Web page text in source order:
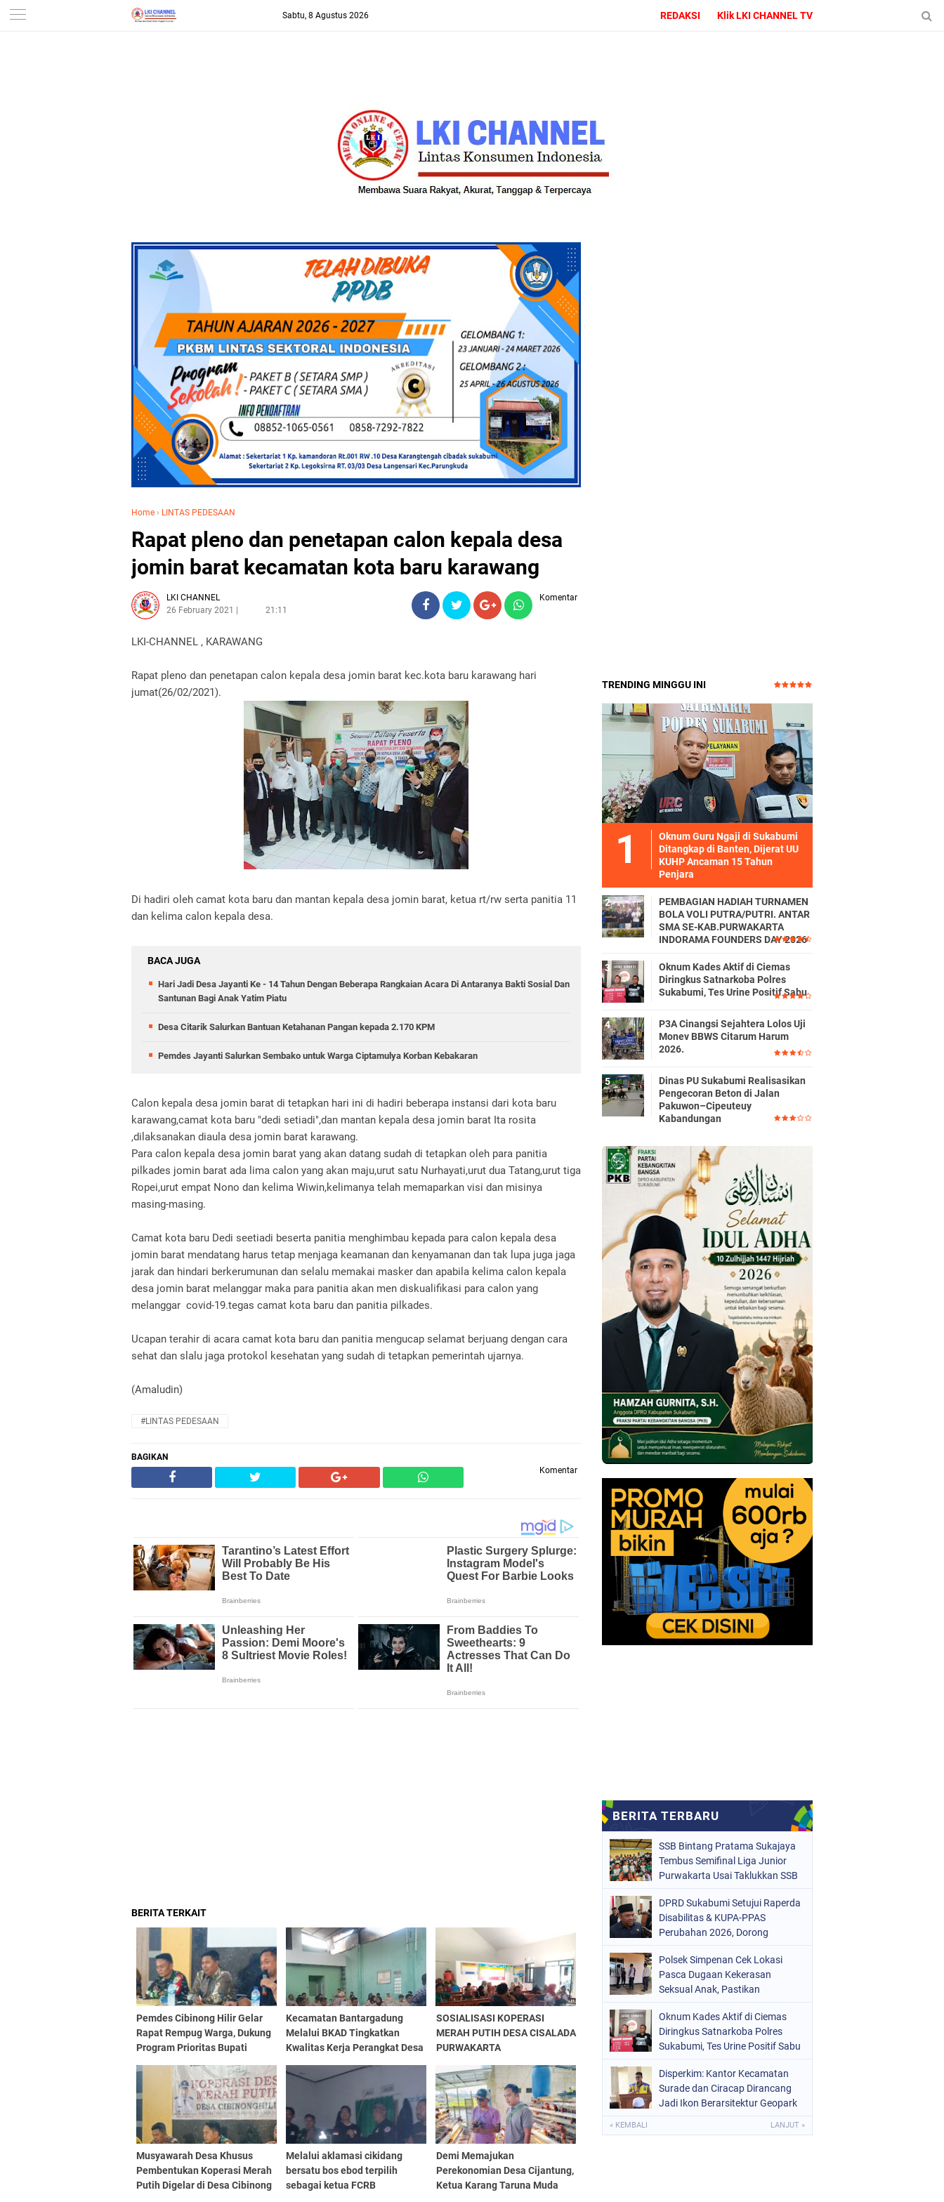
-->
Sabtu, 8 Agustus 2026 REDAKSI Klik LKI CHANNEL TV
Home › LINTAS PEDESAAN
Rapat pleno dan penetapan calon kepala desa
jomin barat kecamatan kota baru karawang
LKI CHANNEL
26 February 2021
21:11
Komentar
LKI-CHANNEL , KARAWANG
Rapat pleno dan penetapan calon kepala desa jomin barat kec.kota baru karawang hari
jumat(26/02/2021).
Di hadiri oleh camat kota baru dan mantan kepala desa jomin barat, ketua rt/rw serta panitia 11
dan kelima calon kepala desa.
BACA JUGA
Hari Jadi Desa Jayanti Ke - 14 Tahun Dengan Beberapa Rangkaian Acara Di Antaranya Bakti Sosial Dan
Santunan Bagi Anak Yatim Piatu
Desa Citarik Salurkan Bantuan Ketahanan Pangan kepada 2.170 KPM
Pemdes Jayanti Salurkan Sembako untuk Warga Ciptamulya Korban Kebakaran
Calon kepala desa jomin barat di tetapkan hari ini di hadiri beberapa instansi dari kota baru
karawang,camat kota baru "dedi setiadi",dan mantan kepala desa jomin barat Ita rosita
,dilaksanakan diaula desa jomin barat karawang.
Para calon kepala desa jomin barat yang akan datang sudah di tetapkan oleh para panitia
pilkades jomin barat ada lima calon yang akan maju,urut satu Nurhayati,urut dua Tatang,urut tiga
Ropei,urut empat Nono dan kelima Wiwin,kelimanya telah memaparkan visi dan misinya
masing-masing.
Camat kota baru Dedi seetiadi beserta panitia menghimbau kepada para calon kepala desa
jomin barat mendatang harus tetap menjaga keamanan dan kenyamanan dan tak lupa juga jaga
jarak dan hindari berkerumunan dan selalu memakai masker dan apabila kelima calon kepala
desa jomin barat melanggar maka para panitia akan men diskualifikasi para calon yang
melanggar covid-19.tegas camat kota baru dan panitia pilkades.
Ucapan terahir di acara camat kota baru dan panitia mengucap selamat berjuang dengan cara
sehat dan slalu jaga protokol kesehatan yang sudah di tetapkan pemerintah ujarnya.
(Amaludin)
#LINTAS PEDESAAN
BAGIKAN
Komentar
BERITA TERKAIT
Pemdes Cibinong Hilir Gelar
Rapat Rempug Warga, Dukung
Program Prioritas Bupati
Kecamatan Bantargadung
Melalui BKAD Tingkatkan
Kwalitas Kerja Perangkat Desa
Penyelenggaraan Dan
Administrasi Aset Desa
SOSIALISASI KOPERASI
MERAH PUTIH DESA CISALADA
PURWAKARTA
Musyawarah Desa Khusus
Pembentukan Koperasi Merah
Putih Digelar di Desa Cibinong
Melalui aklamasi cikidang
bersatu bos ebod terpilih
sebagai ketua FCRB
Demi Memajukan
Perekonomian Desa Cijantung,
Ketua Karang Taruna Muda
TRENDING MINGGU INI
Oknum Guru Ngaji di Sukabumi
Ditangkap di Banten, Dijerat UU
KUHP Ancaman 15 Tahun
Penjara
PEMBAGIAN HADIAH TURNAMEN
BOLA VOLI PUTRA/PUTRI. ANTAR
SMA SE-KAB.PURWAKARTA
INDORAMA FOUNDERS DAY 2026
Oknum Kades Aktif di Ciemas
Diringkus Satnarkoba Polres
Sukabumi, Tes Urine Positif Sabu
P3A Cinangsi Sejahtera Lolos Uji
Monev BBWS Citarum Harum
2026.
Dinas PU Sukabumi Realisasikan
Pengecoran Beton di Jalan
Pakuwon–Cipeuteuy
Kabandungan
SSB Bintang Pratama Sukajaya
Tembus Semifinal Liga Junior
Purwakarta Usai Taklukkan SSB
DPRD Sukabumi Setujui Raperda
Disabilitas & KUPA-PPAS
Perubahan 2026, Dorong
Polsek Simpenan Cek Lokasi
Pasca Dugaan Kekerasan
Seksual Anak, Pastikan
Oknum Kades Aktif di Ciemas
Diringkus Satnarkoba Polres
Sukabumi, Tes Urine Positif Sabu
Disperkim: Kantor Kecamatan
Surade dan Ciracap Dirancang
Jadi Ikon Berarsitektur Geopark
« KEMBALI LANJUT »